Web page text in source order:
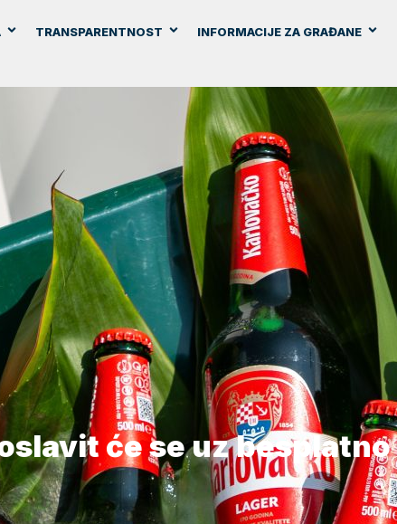
TRANSPARENTNOST
INFORMACIJE ZA GRAĐANE
će se uz besplatno